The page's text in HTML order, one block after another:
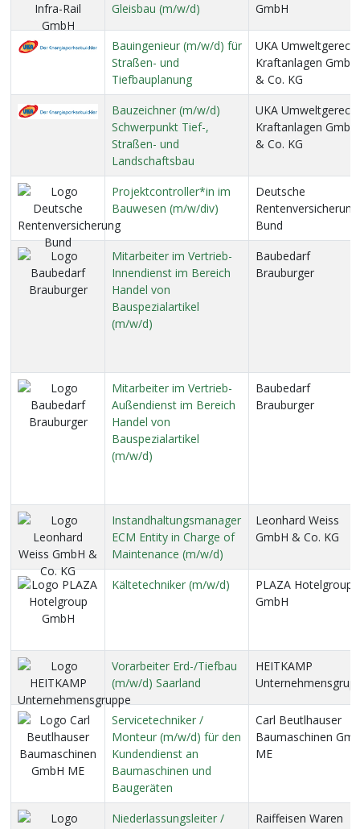
Gleisbau (m/w/d)
GmbH
Bauingenieur (m/w/d) für
Straßen- und
Tiefbauplanung
UKA
Kraftanlagen GmbH
& Co. KG
Bauzeichner (m/w/d)
Schwerpunkt Tief-,
Straßen- und
Landschaftsbau
UKA
Kraftanlagen GmbH
& Co. KG
Projektcontroller*in im
Bauwesen (m/w/div)
Deutsche
Rentenversicherung
Bund
Mitarbeiter im Vertrieb-
Innendienst im Bereich
Handel von
Bauspezialartikel
(m/w/d)
Baubedarf
Brauburger
Mitarbeiter im Vertrieb-
Außendienst im Bereich
Handel von
Bauspezialartikel
(m/w/d)
Baubedarf
Brauburger
Instandhaltungsmanager
ECM Entity in Charge of
Maintenance (m/w/d)
Leonhard Weiss
GmbH & Co. KG
Kältetechniker (m/w/d)
PLAZA Hotelgroup
GmbH
Vorarbeiter Erd-/Tiefbau
(m/w/d) Saarland
HEITKAMP
Servicetechniker /
Monteur (m/w/d) für den
Kundendienst an
Baumaschinen und
Baugeräten
Carl Beutlhauser
Baumaschinen
ME
Niederlassungsleiter /
Raiffeisen Waren